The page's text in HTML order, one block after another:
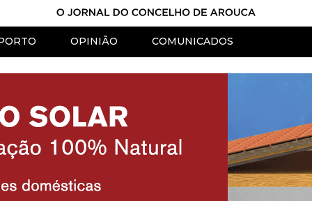
OPINIÃO COMUNICADOS